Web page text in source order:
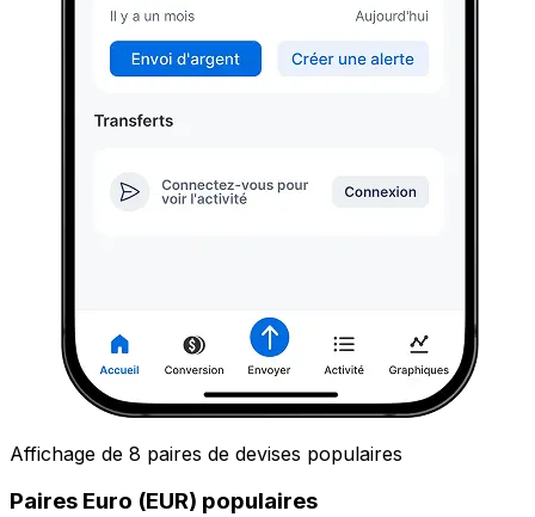
Affichage de 8 paires de devises populaires
Paires Euro (EUR) populaires